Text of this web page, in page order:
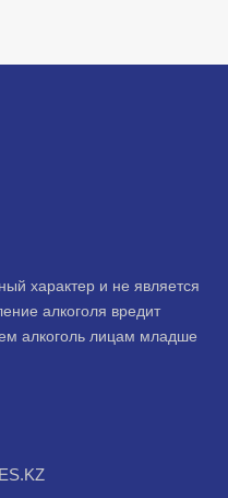
характер и не является
алкоголя вредит
алкоголь лицам младше